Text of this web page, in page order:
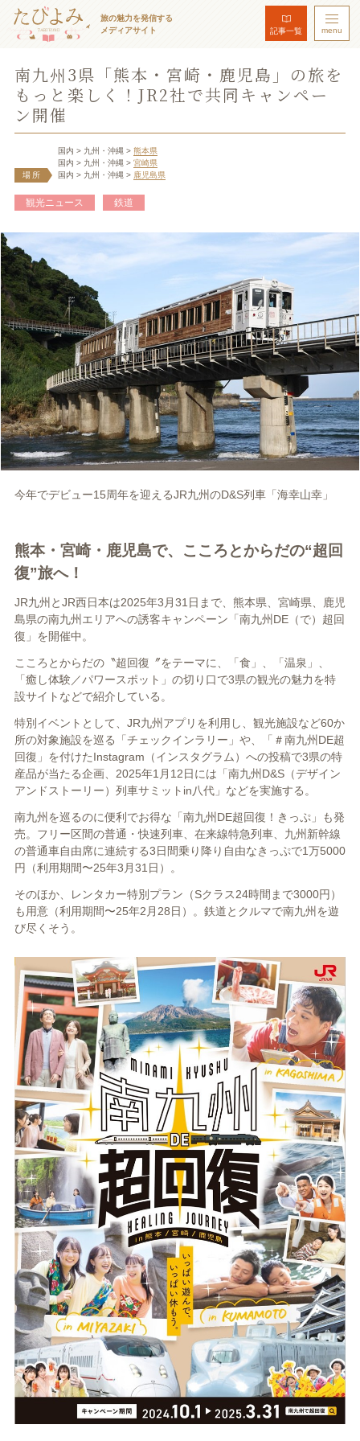
旅の魅力を発信する
メディアサイト
記事一覧 menu
南九州3県「熊本・宮崎・鹿児島」の旅を
もっと楽しく！JR2社で共同キャンペー
ン開催
場所
国内 > 九州・沖縄 > 熊本県
国内 > 九州・沖縄 > 宮崎県
国内 > 九州・沖縄 > 鹿児島県
観光ニュース 鉄道
今年でデビュー15周年を迎えるJR九州のD&S列車「海幸山幸」
熊本・宮崎・鹿児島で、こころとからだの“超回
復”旅へ！
JR九州とJR西日本は2025年3月31日まで、熊本県、宮崎県、鹿児
島県の南九州エリアへの誘客キャンペーン「南九州DE（で）超回
復」を開催中。
こころとからだの〝超回復〞をテーマに、「食」、「温泉」、
「癒し体験／パワースポット」の切り口で3県の観光の魅力を特
設サイトなどで紹介している。
特別イベントとして、JR九州アプリを利用し、観光施設など60か
所の対象施設を巡る「チェックインラリー」や、「＃南九州DE超
回復」を付けたInstagram（インスタグラム）への投稿で3県の特
産品が当たる企画、2025年1月12日には「南九州D&S（デザイン
アンドストーリー）列車サミットin八代」などを実施する。
南九州を巡るのに便利でお得な「南九州DE超回復！きっぷ」も発
売。フリー区間の普通・快速列車、在来線特急列車、九州新幹線
の普通車自由席に連続する3日間乗り降り自由なきっぷで1万5000
円（利用期間〜25年3月31日）。
そのほか、レンタカー特別プラン（Sクラス24時間まで3000円）
も用意（利用期間〜25年2月28日）。鉄道とクルマで南九州を遊
び尽くそう。